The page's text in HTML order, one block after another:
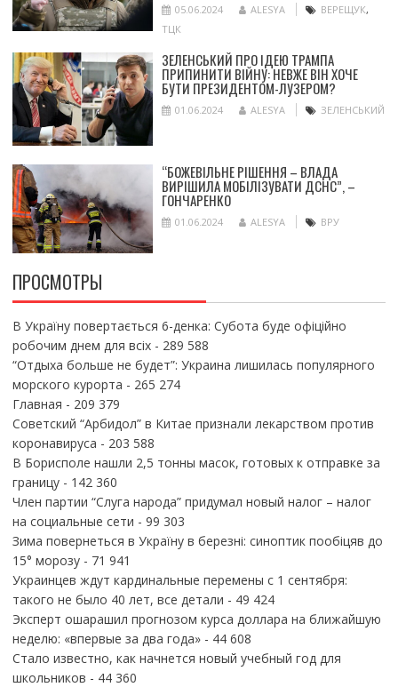
05.06.2024 ALESYA ВЕРЕЩУК,
ТЦК
ЗЕЛЕНСЬКИЙ ПРО ІДЕЮ ТРАМПА
ПРИПИНИТИ ВІЙНУ: НЕВЖЕ ВІН ХОЧЕ
БУТИ ПРЕЗИДЕНТОМ-ЛУЗЕРОМ?
01.06.2024 ALESYA ЗЕЛЕНСЬКИЙ
“БОЖЕВІЛЬНЕ РІШЕННЯ – ВЛАДА
ВИРІШИЛА МОБІЛІЗУВАТИ ДСНС”, –
ГОНЧАРЕНКО
01.06.2024 ALESYA ВРУ
ПРОСМОТРЫ
В Україну повертається 6-денка: Субота буде офіційно
робочим днем для всіх- 289 588
“Отдыха больше не будет”: Украина лишилась популярного
морского курорта - 265 274
Главная - 209 379
Советский “Арбидол” в Китае признали лекарством против
коронавируса - 203 588
В Борисполе нашли 2,5 тонны масок, готовых к отправке за
границу- 142 360
Член партии “Слуга народа” придумал новый налог – налог
на социальные сети - 99 303
Зима повернеться в Україну в березні: синоптик пообіцяв до
15° морозу- 71 941
Украинцев ждут кардинальные перемены с 1 сентября:
такого не было 40 лет, все детали - 49 424
Эксперт ошарашил прогнозом курса доллара на ближайшую
неделю: «впервые за два года»- 44 608
Стало известно, как начнется новый учебный год для
школьников - 44 360